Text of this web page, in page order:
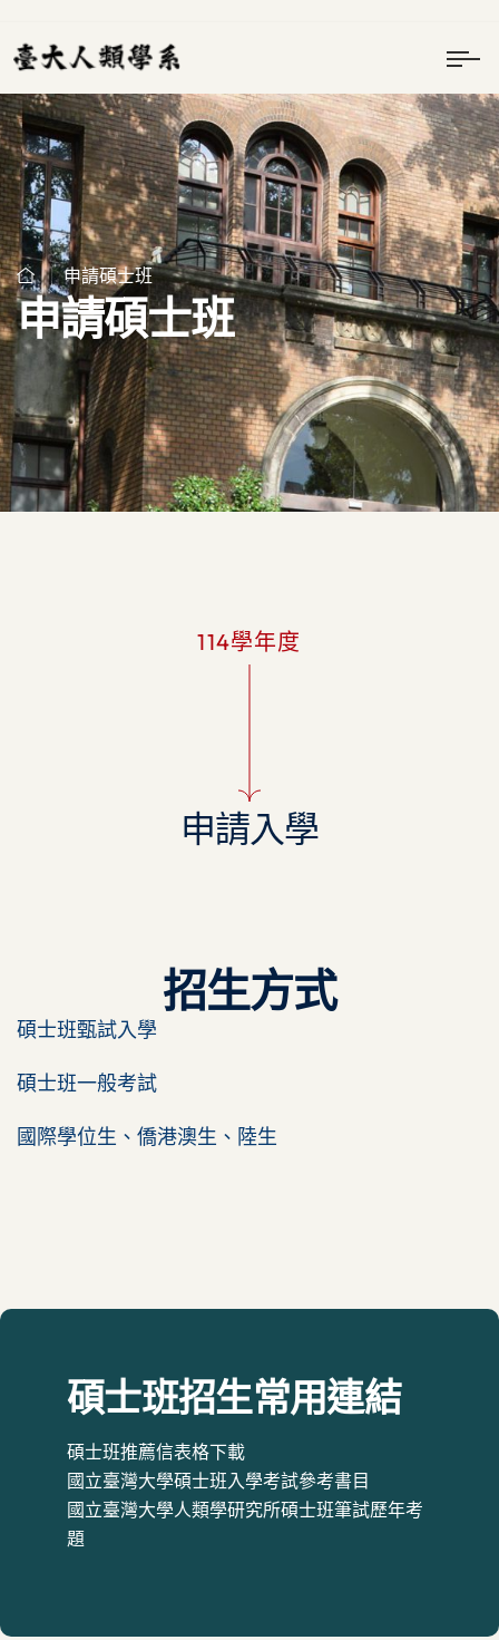
申請碩士班
申請碩士班
114學年度
申請入學
招生方式
碩士班甄試入學
碩士班一般考試
國際學位生、僑港澳生、陸生
碩士班招生常用連結
碩士班推薦信表格下載
國立臺灣大學碩士班入學考試參考書目
國立臺灣大學人類學研究所碩士班筆試歷年考
題